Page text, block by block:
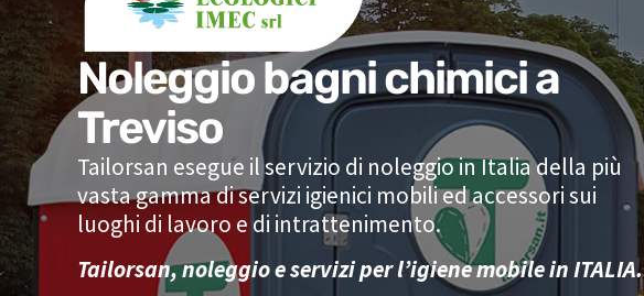
Noleggio bagni chimici a
Treviso
Tailorsan esegue il servizio di noleggio in Italia della più
vasta gamma di servizi igienici mobili ed accessori sui
luoghi di lavoro e di intrattenimento.
Tailorsan, noleggio e servizi per l’igiene mobile in ITALIA.